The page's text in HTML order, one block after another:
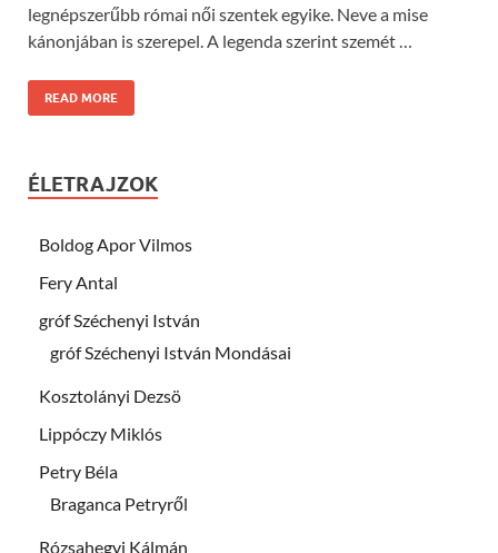
legnépszerűbb római női szentek egyike. Neve a mise
kánonjában is szerepel. A legenda szerint szemét …
READ MORE
ÉLETRAJZOK
Boldog Apor Vilmos
Fery Antal
gróf Széchenyi István
gróf Széchenyi István Mondásai
Kosztolányi Dezsö
Lippóczy Miklós
Petry Béla
Braganca Petryről
Rózsahegyi Kálmán